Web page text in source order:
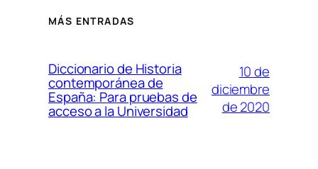
MÁS ENTRADAS
Diccionario de Historia
contemporánea de
España: Para pruebas de
acceso a la Universidad
10 de
diciembre
de 2020